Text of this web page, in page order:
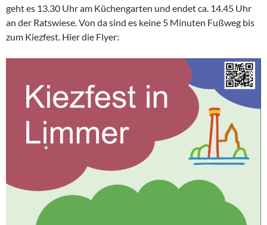
geht es 13.30 Uhr am Küchengarten und endet ca. 14.45 Uhr
an der Ratswiese. Von da sind es keine 5 Minuten Fußweg bis
zum Kiezfest. Hier die Flyer: